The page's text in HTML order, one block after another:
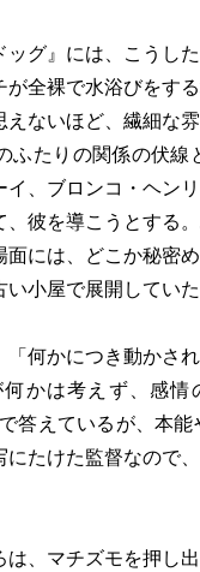
グ』には、こうし
全裸で水浴びをす
ないほど、繊細な
ふたりの関係の伏
イ、ブロンコ・ヘン
彼を導こうとする
面には、どこか秘密
小屋で展開していた
何かにつき動かさ
かは考えず、感
答えているが、本
たけた監督なので
、マチズモを押し